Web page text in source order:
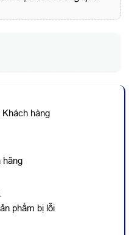
hàng
hãng
phẩm bị lỗi